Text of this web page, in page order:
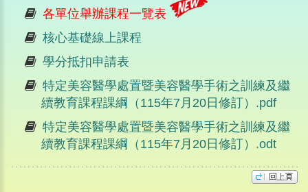
各單位舉辦課程一覽表
核心基礎線上課程
學分抵扣申請表
特定美容醫學處置暨美容醫學手術之訓練及繼
續教育課程課綱（115年7月20日修訂）.pdf
特定美容醫學處置暨美容醫學手術之訓練及繼
續教育課程課綱（115年7月20日修訂）.odt